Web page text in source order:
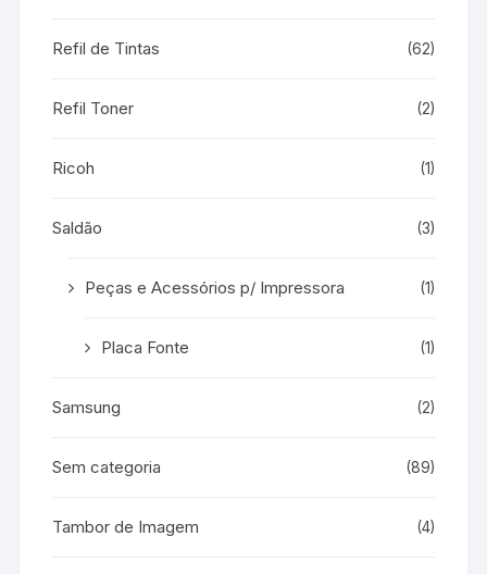
Refil de Tintas (62)
Refil Toner (2)
Ricoh (1)
Saldão (3)
Peças e Acessórios p/ Impressora (1)
Placa Fonte (1)
Samsung (2)
Sem categoria (89)
Tambor de Imagem (4)